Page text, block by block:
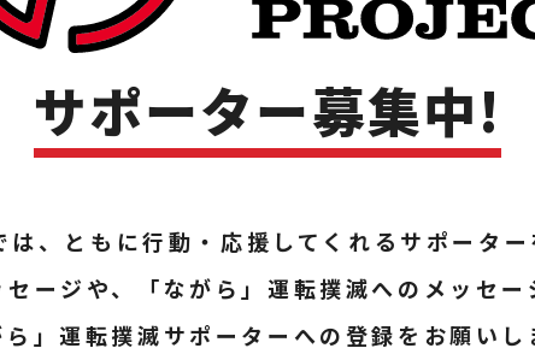
サポーター募集中!
、ともに行動・応援してくれるサポーター
ージや、「ながら」運転撲滅へのメッセー
ら」運転撲滅サポーターへの登録をお願いし